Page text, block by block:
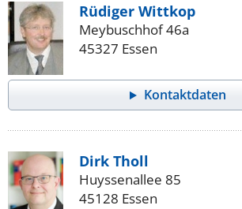
Rüdiger Wittkop
Meybuschhof 46a
45327 Essen
Kontaktdaten
Dirk Tholl
Huyssenallee 85
45128 Essen